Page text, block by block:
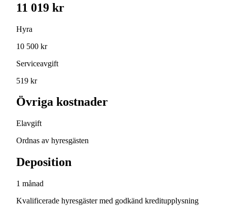
11 019 kr
Hyra
10 500 kr
Serviceavgift
519 kr
Övriga kostnader
Elavgift
Ordnas av hyresgästen
Deposition
1 månad
Kvalificerade hyresgäster med godkänd kreditupplysning